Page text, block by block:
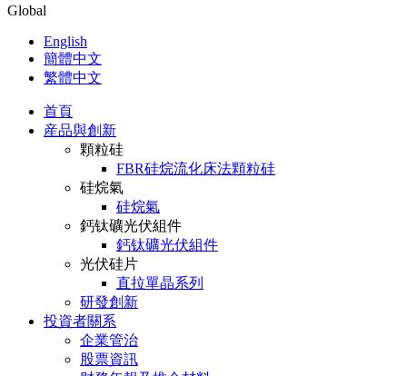
Global
English
簡體中文
繁體中文
首頁
産品與創新
顆粒硅
FBR硅烷流化床法顆粒硅
硅烷氣
硅烷氣
鈣钛礦光伏組件
鈣钛礦光伏組件
光伏硅片
直拉單晶系列
研發創新
投資者關系
企業管治
股票資訊